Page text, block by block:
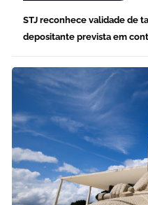
STJ reconhece validade de
depositante prevista em